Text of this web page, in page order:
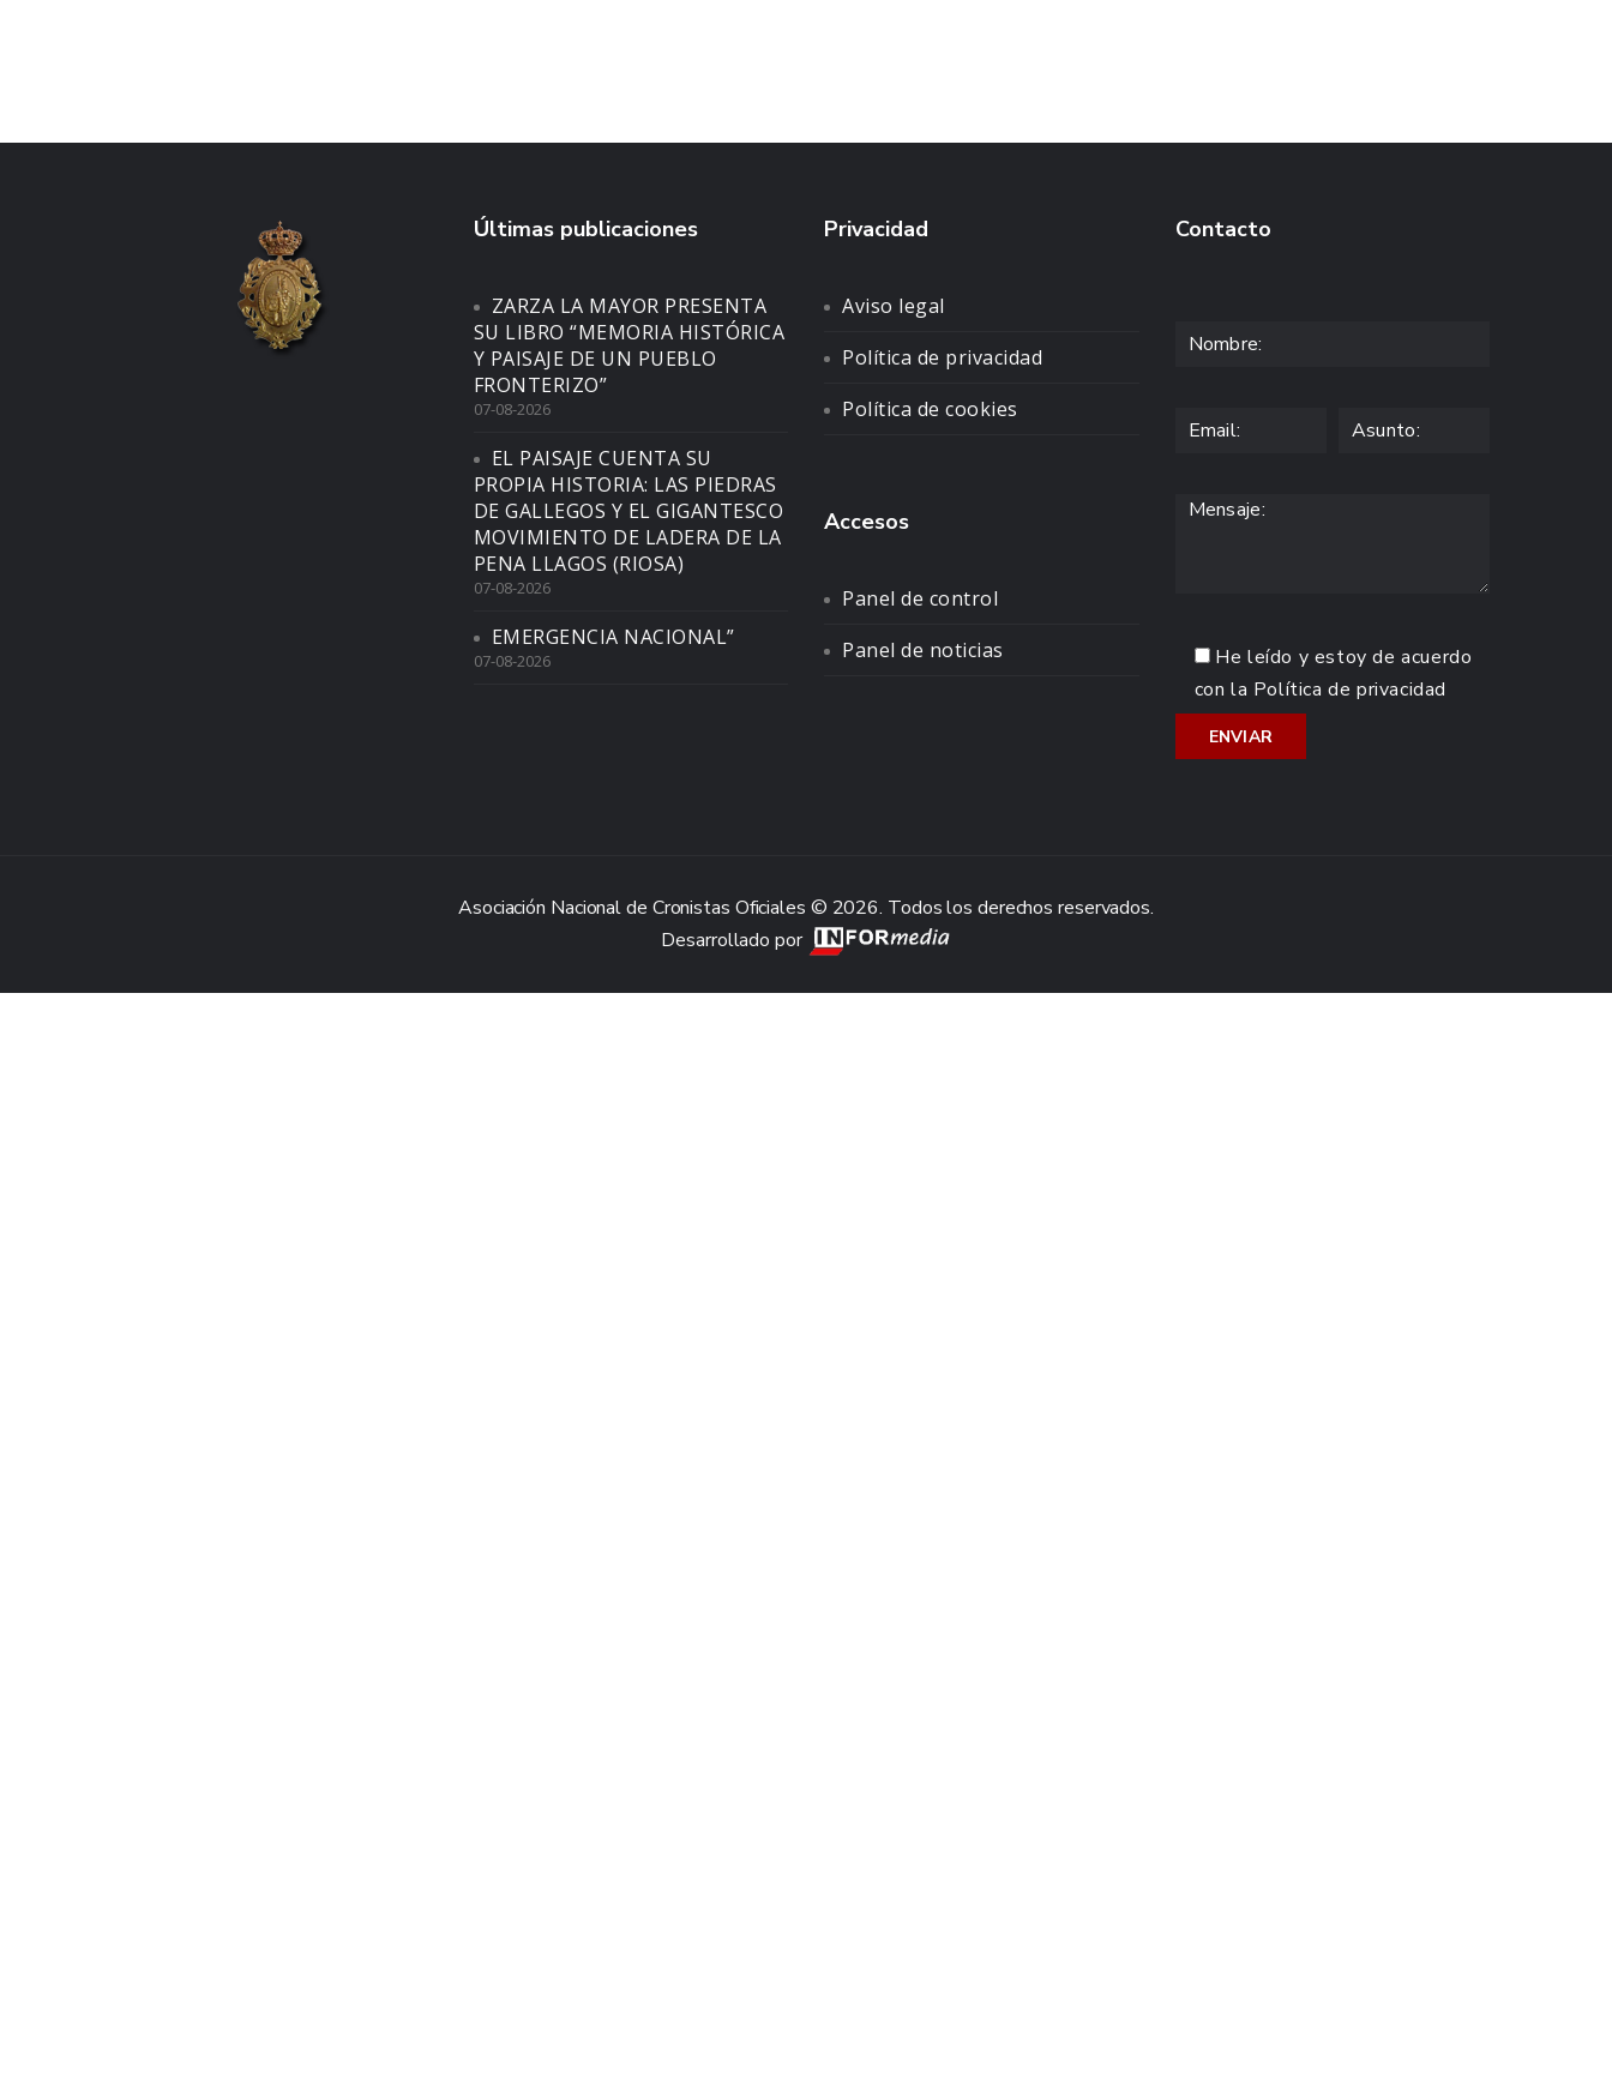
Últimas publicaciones
ZARZA LA MAYOR PRESENTA
SU LIBRO “MEMORIA HISTÓRICA
Y PAISAJE DE UN PUEBLO
FRONTERIZO”
07-08-2026
EL PAISAJE CUENTA SU
PROPIA HISTORIA: LAS PIEDRAS
DE GALLEGOS Y EL GIGANTESCO
MOVIMIENTO DE LADERA DE LA
PENA LLAGOS (RIOSA)
07-08-2026
EMERGENCIA NACIONAL”
07-08-2026
Privacidad
Aviso legal
Política de privacidad
Política de cookies
Accesos
Panel de control
Panel de noticias
Contacto
He leído y estoy de acuerdo
con la Política de privacidad
Asociación Nacional de Cronistas Oficiales © 2026. Todos los derechos reservados.
Desarrollado por